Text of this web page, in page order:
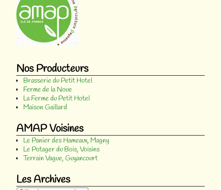
Nos Producteurs
Brasserie du Petit Hotel
Ferme de la Noue
La Ferme du Petit Hotel
Maison Gaillard
AMAP Voisines
Le Panier des Hameaux, Magny
Le Potager du Bois, Voisins
Terrain Vague, Guyancourt
Les Archives